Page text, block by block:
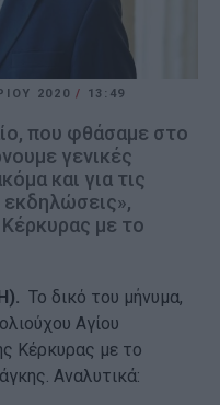
2020/ 13:49
που φθάσαμε στο
γενικές
και για τις
εκδηλώσεις»,
με το
Το δικό του μήνυμα,
Αγίου
Κέρκυρας με το
Αναλυτικά: